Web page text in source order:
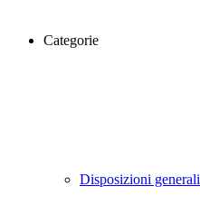
Categorie
Disposizioni generali